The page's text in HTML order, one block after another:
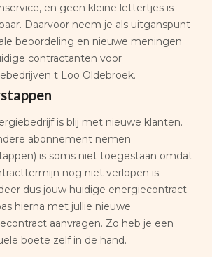
en geen kleine lettertjes is
Daarvoor neem je als uitganspunt
beoordeling en nieuwe meningen
contractanten voor
t Loo Oldebroek.
is blij met nieuwe klanten.
abonnement nemen
is soms niet toegestaan omdat
nog niet verlopen is.
dus jouw huidige energiecontract.
hierna met jullie nieuwe
aanvragen. Zo heb je een
boete zelf in de hand.